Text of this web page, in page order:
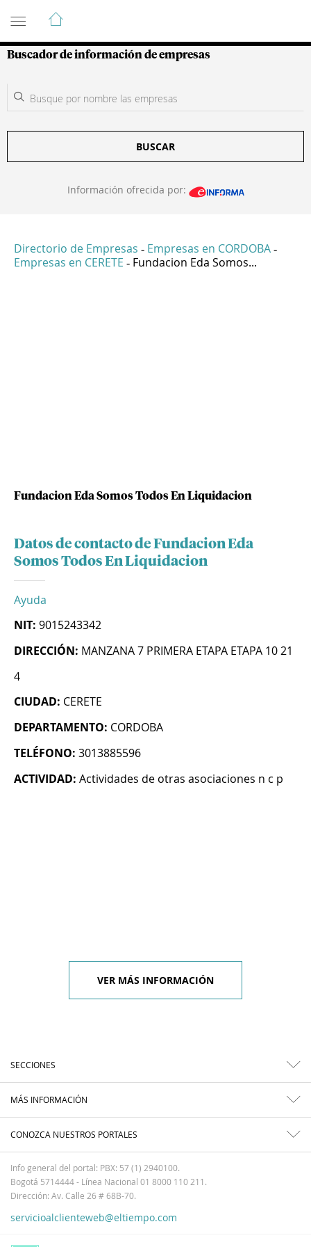
Guía de Empresas Colombianas
Buscador de información de empresas
BUSCAR
Información ofrecida por:
Directorio de Empresas - Empresas en CORDOBA -
Empresas en CERETE - Fundacion Eda Somos...
Fundacion Eda Somos Todos En Liquidacion
Datos de contacto de Fundacion Eda
Somos Todos En Liquidacion
Ayuda
NIT: 9015243342
DIRECCIÓN: MANZANA 7 PRIMERA ETAPA ETAPA 10 21
4
CIUDAD: CERETE
DEPARTAMENTO: CORDOBA
TELÉFONO: 3013885596
ACTIVIDAD: Actividades de otras asociaciones n c p
VER MÁS INFORMACIÓN
SECCIONES
MÁS INFORMACIÓN
CONOZCA NUESTROS PORTALES
Info general del portal: PBX: 57 (1) 2940100.
Bogotá 5714444 - Línea Nacional 01 8000 110 211.
Dirección: Av. Calle 26 # 68B-70.
servicioalclienteweb@eltiempo.com